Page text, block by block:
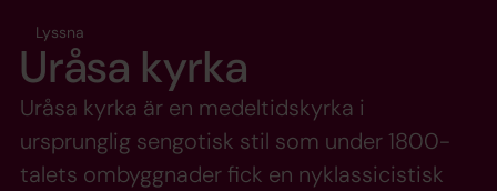
Lyssna
Uråsa kyrka
Uråsa kyrka är en medeltidskyrka i
ursprunglig sengotisk stil som under 1800-
talets ombyggnader fick en nyklassicistisk